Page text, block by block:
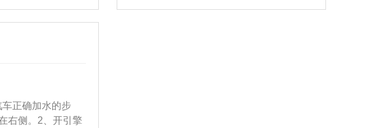
正确加水的步
右侧。2、开引擎
响；<&list>3.稳定器的转向胶套和球头